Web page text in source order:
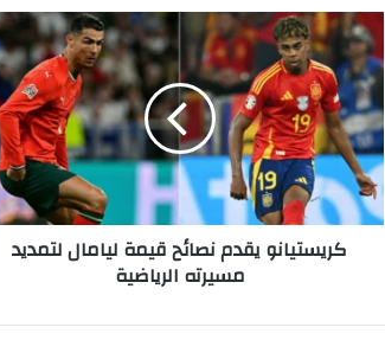
كريستيانو
يقدم
نصائح
قيمة
ليامال
لتمديد
مسيرته
الرياضية
كريستيانو يقدم نصائح قيمة ليامال لتمديد
مسيرته الرياضية